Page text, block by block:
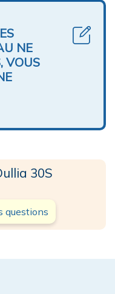
NE
VOUS
30S
questions